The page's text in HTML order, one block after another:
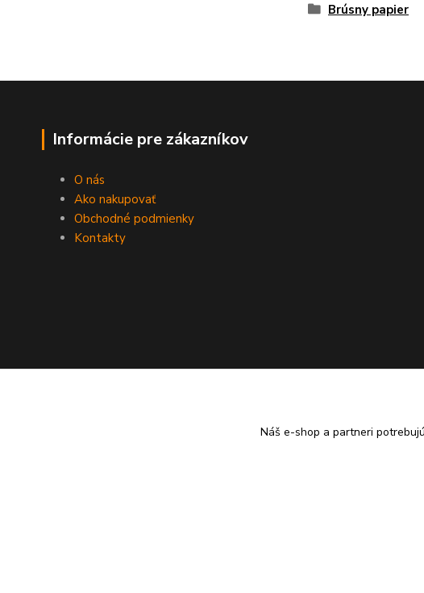
Brúsny papier
Informácie pre zákazníkov
O nás
Ako nakupovať
Obchodné podmienky
Kontakty
Náš e-shop a partneri